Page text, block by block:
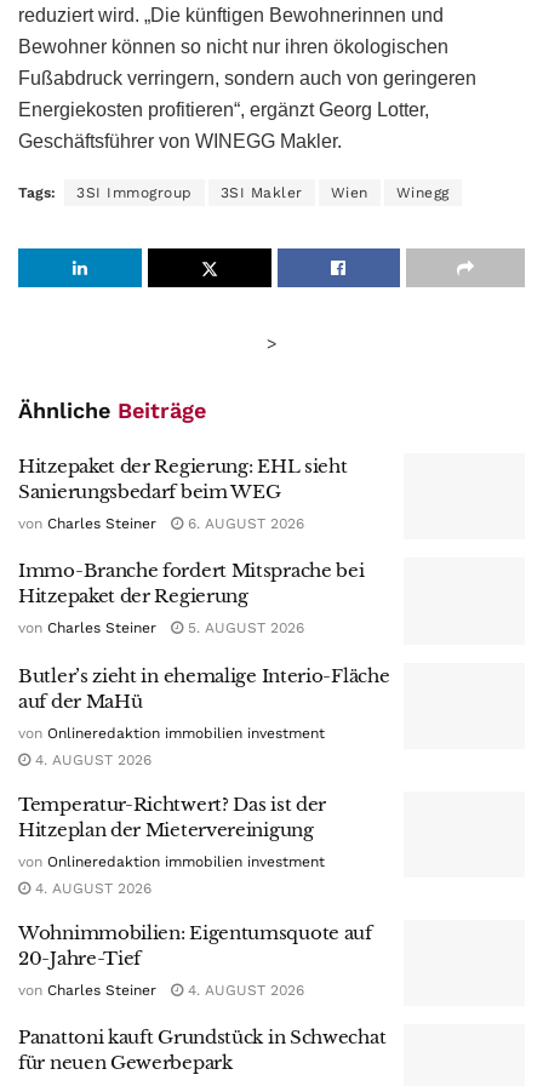
reduziert wird. „Die künftigen Bewohnerinnen und
Bewohner können so nicht nur ihren ökologischen
Fußabdruck verringern, sondern auch von geringeren
Energiekosten profitieren“, ergänzt Georg Lotter,
Geschäftsführer von WINEGG Makler.
Tags: 3SI Immogroup 3SI Makler Wien Winegg
>
Ähnliche Beiträge
Hitzepaket der Regierung: EHL sieht
Sanierungsbedarf beim WEG
von Charles Steiner 6. AUGUST 2026
Immo-Branche fordert Mitsprache bei
Hitzepaket der Regierung
von Charles Steiner 5. AUGUST 2026
Butler’s zieht in ehemalige Interio-Fläche
auf der MaHü
von Onlineredaktion immobilien investment
4. AUGUST 2026
Temperatur-Richtwert? Das ist der
Hitzeplan der Mietervereinigung
von Onlineredaktion immobilien investment
4. AUGUST 2026
Wohnimmobilien: Eigentumsquote auf
20-Jahre-Tief
von Charles Steiner 4. AUGUST 2026
Panattoni kauft Grundstück in Schwechat
für neuen Gewerbepark